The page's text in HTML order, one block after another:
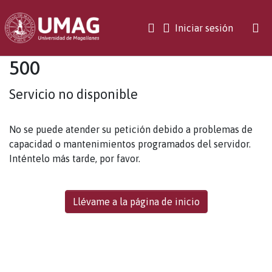
Iniciar sesión(current)
500
Servicio no disponible
No se puede atender su petición debido a problemas de
capacidad o mantenimientos programados del servidor.
Inténtelo más tarde, por favor.
Llévame a la página de inicio